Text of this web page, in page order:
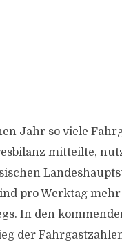
Jahr so viele
mitteilte,
pro Werktag mehr
In den
der